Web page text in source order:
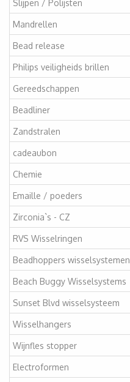
Slijpen / Polijsten
Mandrellen
Bead release
Philips veiligheids brillen
Gereedschappen
Beadliner
Zandstralen
cadeaubon
Chemie
Emaille / poeders
Zirconia`s - CZ
RVS Wisselringen
Beadhoppers wisselsystemen
Beach Buggy Wisselsystems
Sunset Blvd wisselsysteem
Wisselhangers
Wijnfles stopper
Electroformen